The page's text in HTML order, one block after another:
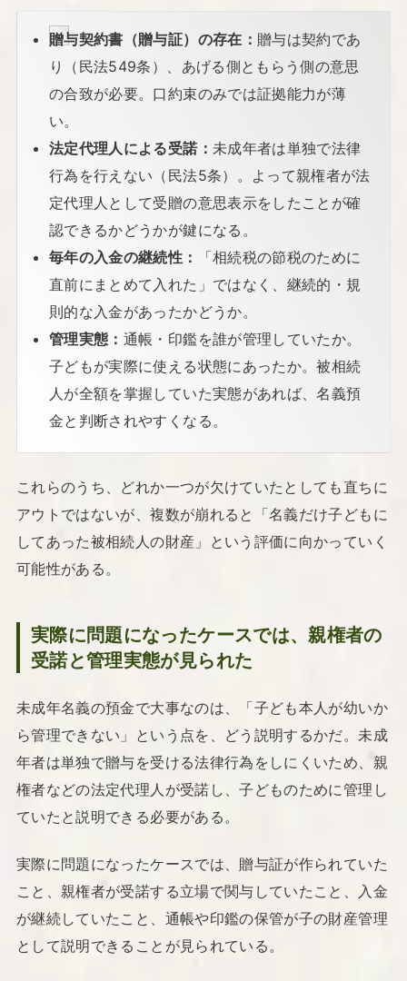
贈与契約書（贈与証）の存在： 贈与は契約であ
り（民法549条）、あげる側ともらう側の意思
の合致が必要。口約束のみでは証拠能力が薄
い。
法定代理人による受諾： 未成年者は単独で法律
行為を行えない（民法5条）。よって親権者が法
定代理人として受贈の意思表示をしたことが確
認できるかどうかが鍵になる。
毎年の入金の継続性：
「相続税の節税のために
直前にまとめて入れた」ではなく、継続的・規
則的な入金があったかどうか。
管理実態： 通帳・印鑑を誰が管理していたか。
子どもが実際に使える状態にあったか。被相続
人が全額を掌握していた実態があれば、名義預
金と判断されやすくなる。
これらのうち、どれか一つが欠けていたとしても直ちに
アウトではないが、複数が崩れると「名義だけ子どもに
してあった被相続人の財産」という評価に向かっていく
可能性がある。
実際に問題になったケースでは、親権者の
受諾と管理実態が見られた
未成年名義の預金で大事なのは、「子ども本人が幼いか
ら管理できない」という点を、どう説明するかだ。未成
年者は単独で贈与を受ける法律行為をしにくいため、親
権者などの法定代理人が受諾し、子どものために管理し
ていたと説明できる必要がある。
実際に問題になったケースでは、贈与証が作られていた
こと、親権者が受諾する立場で関与していたこと、入金
が継続していたこと、通帳や印鑑の保管が子の財産管理
として説明できることが見られている。